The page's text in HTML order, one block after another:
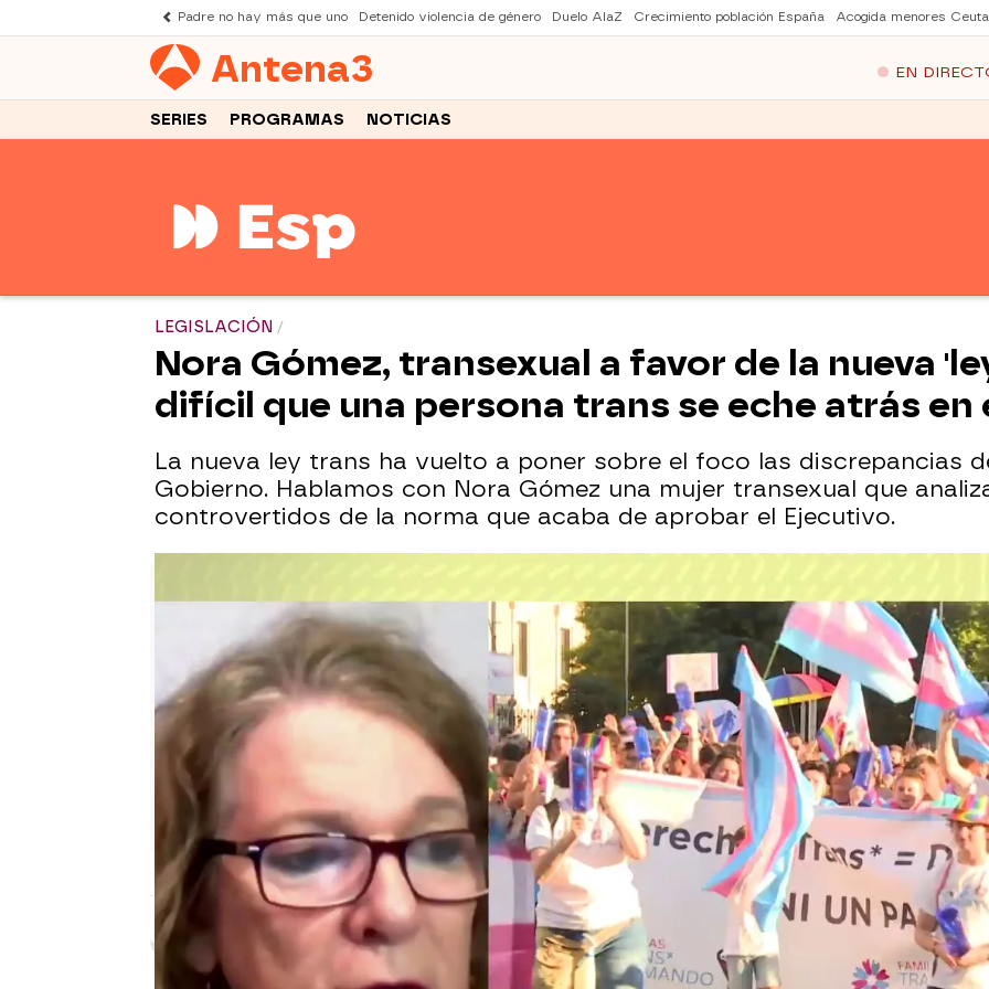
Padre no hay más que uno Detenido violencia de género Duelo AlaZ Crecimiento población España Acogida menores Ceuta
Antena3 EN
SERIES PROGRAMAS NOTICIAS
LEGISLACIÓN
Nora Gómez, transexual a favor de la nueva
difícil que una persona trans se eche atrás en
La nueva ley trans ha vuelto a poner sobre el foco las discrepancias
Gobierno. Hablamos con Nora Gómez una mujer transexual que
controvertidos de la norma que acaba de aprobar el Ejecutivo.
Laura Simón
Actualizado:
17 de febrero de 2023, 11:24
Whatsapp